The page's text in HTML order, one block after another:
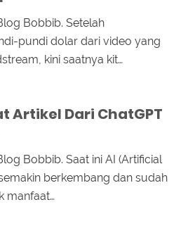
Bobbib. Setelah
pundi dolar dari video yang
kini saatnya kit…
Artikel Dari ChatGPT
Bobbib. Saat ini AI (Artificial
berkembang dan sudah
manfaat…